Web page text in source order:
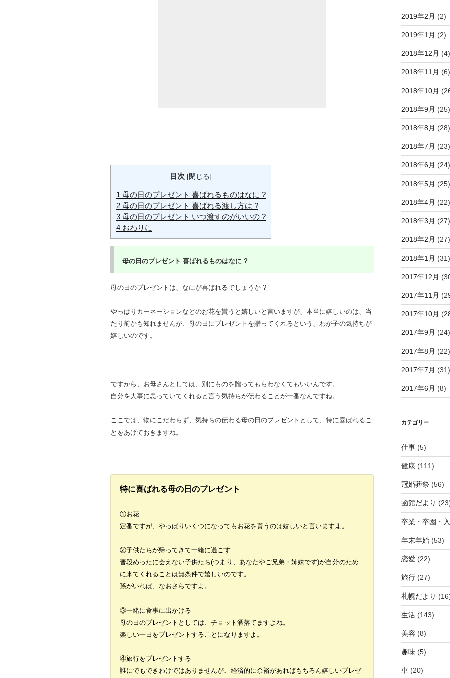
目次 [閉じる]
1 母の日のプレゼント 喜ばれるものはなに ?
2 母の日のプレゼント 喜ばれる渡し方は ?
3 母の日のプレゼント いつ渡すのがいいの ?
4 おわりに
母の日のプレゼント 喜ばれるものはなに ?
母の日のプレゼントは、なにが喜ばれるでしょうか ?
やっぱりカーネーションなどのお花を貰うと嬉しいと言いますが、本当に嬉しいのは、当
たり前かも知れませんが、母の日にプレゼントを贈ってくれるという、わが子の気持ちが
嬉しいのです。
ですから、お母さんとしては、別にものを贈ってもらわなくてもいいんです。
自分を大事に思っていてくれると言う気持ちが伝わることが一番なんですね。
ここでは、物にこだわらず、気持ちの伝わる母の日のプレゼントとして、特に喜ばれるこ
とをあげておきますね。
特に喜ばれる母の日のプレゼント
①お花
定番ですが、やっぱりいくつになってもお花を貰うのは嬉しいと言いますよ。
②子供たちが帰ってきて一緒に過ごす
普段めったに会えない子供たち(つまり、あなたやご兄弟・姉妹です)が自分のため
に来てくれることは無条件で嬉しいのです。
孫がいれば、なおさらですよ。
③一緒に食事に出かける
母の日のプレゼントとしては、チョット洒落てますよね。
楽しい一日をプレゼントすることになりますよ。
④旅行をプレゼントする
誰にでもできわけではありませんが、経済的に余裕があればもちろん嬉しいプレゼ
2019年2月 (2)
2019年1月 (2)
2018年12月 (4)
2018年11月 (6)
2018年10月
2018年9月 (25)
2018年8月 (28)
2018年7月 (23)
2018年6月 (24)
2018年5月 (25)
2018年4月 (22)
2018年3月 (27)
2018年2月 (27)
2018年1月 (31)
2017年12月
2017年11月
2017年10月
2017年9月 (24)
2017年8月 (22)
2017年7月 (31)
2017年6月 (8)
カテゴリー
仕事(5)
健康(111)
冠婚葬祭(56)
函館だより
卒業・卒園・
年末年始(53)
恋愛 (22)
旅行(27)
札幌だより
生活(143)
美容 (8)
趣味(5)
車(20)